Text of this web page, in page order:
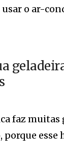
o ar-
faz muitas
esse